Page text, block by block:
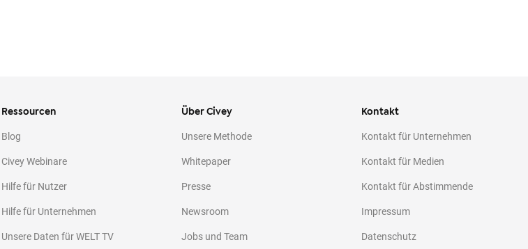
Ressourcen
Blog
Civey Webinare
Hilfe für Nutzer
Hilfe für Unternehmen
Unsere Daten für WELT TV
Über Civey
Unsere Methode
Whitepaper
Presse
Newsroom
Jobs und Team
Kontakt
Kontakt für Unternehmen
Kontakt für Medien
Kontakt für Abstimmende
Impressum
Datenschutz